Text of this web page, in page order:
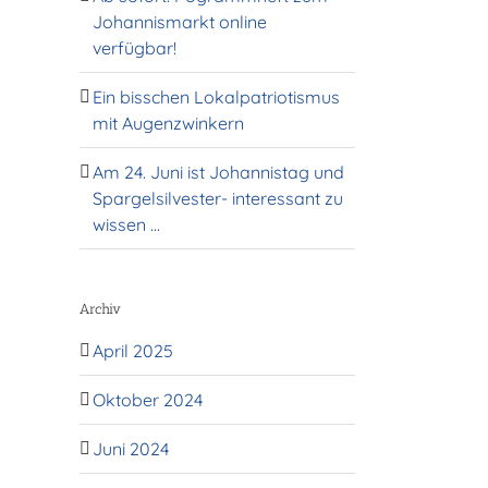
Johannismarkt online
verfügbar!
Ein bisschen Lokalpatriotismus
mit Augenzwinkern
Am 24. Juni ist Johannistag und
Spargelsilvester- interessant zu
wissen …
Archiv
April 2025
Oktober 2024
Juni 2024